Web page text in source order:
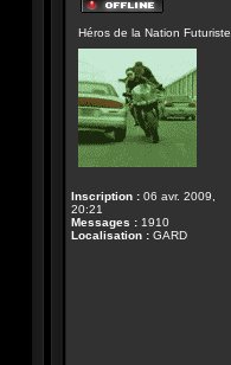
ligne
Héros de la Nation Futuriste
Inscription : 06 avr. 2009,
20:21
Messages : 1910
Localisation : GARD